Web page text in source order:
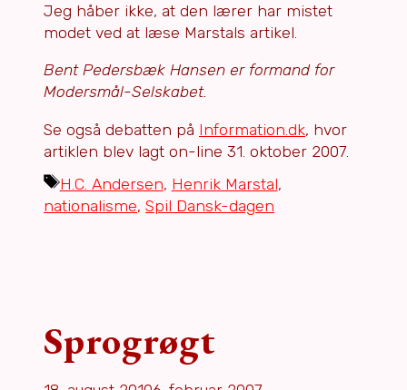
Jeg håber ikke, at den lærer har mistet
modet ved at læse Marstals artikel.
Bent Pedersbæk Hansen er formand for
Modersmål-Selskabet.
Se også debatten på Information.dk, hvor
artiklen blev lagt on-line 31. oktober 2007.
Tags
H.C. Andersen, Henrik Marstal,
nationalisme, Spil Dansk-dagen
Sprogrøgt